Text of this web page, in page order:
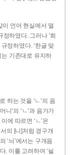
이 언어 현실에서 멀
하였다. 그러나 ‘희
정하였다. ‘한글 맞
기존대로 유지하
하는 것을 ‘ㄴ’의 음
니’의 ‘ㄴ’과 음가가
에 따르면 ‘ㄴ’은
의 [니]처럼 경구개
‘늬’에서는 구개음
. 이를 고려하여 ‘늴